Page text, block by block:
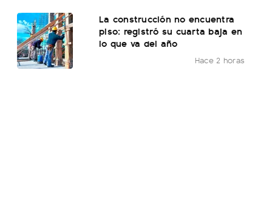
La construcción no encuentra
piso: registró su cuarta baja en
lo que va del año
Hace 2 horas